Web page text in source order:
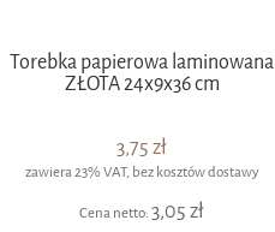
Torebka papierowa laminowana
ZŁOTA 24x9x36 cm
3,75 zł
zawiera 23% VAT, bez kosztów dostawy
Cena netto:3,05 zł